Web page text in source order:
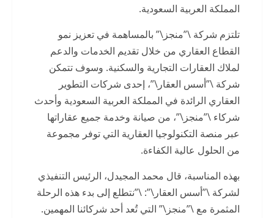
المملكة العربية السعودية.
تلتزم شركة \”منجز\” بالمساهمة في تعزيز نمو
القطاع العقاري من خلال تقديم الخدمات والدعم
لملاك العقارات التجارية والسكنية. وسوف تتمكن
شركة \”أسس العقار\”، إحدى شركات التطوير
العقاري الرائدة في المملكة العربية السعودية وأحدث
شركاء \”منجز\”، من صيانة وخدمة جميع عقاراتها
عبر منصة التكنولوجيا العقارية التي توفر مجموعة
من الحلول عالية الكفاءة.
بهذه المناسبة، قال محمد المجيدل، الرئيس التنفيذي
لشركة \”أسس العقار\”: \”نتطلع إلى بدء هذه الرحلة
المثمرة مع \”منجز\” التي تُعد أحد شركائنا المهمين.